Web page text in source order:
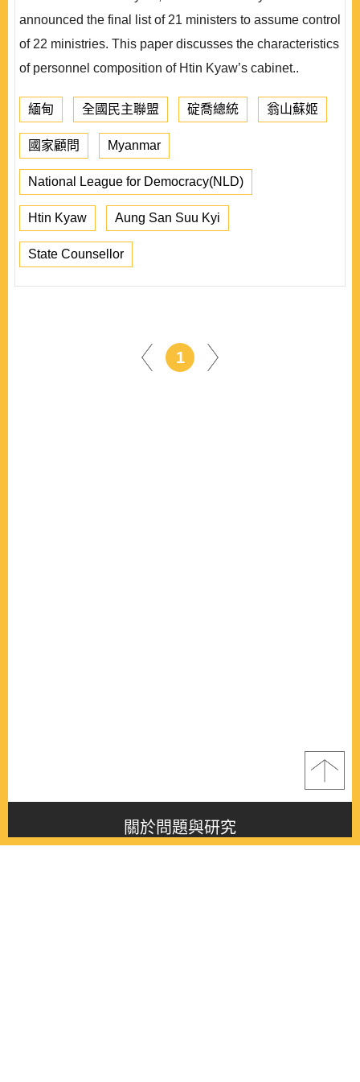
announced the final list of 21 ministers to assume control
of 22 ministries. This paper discusses the characteristics
of personnel composition of Htin Kyaw’s cabinet..
緬甸 全國民主聯盟 碇喬總統 翁山蘇姬
國家顧問 Myanmar
National League for Democracy(NLD)
Htin Kyaw Aung San Suu Kyi
State Counsellor
1
關於問題與研究
About this journal